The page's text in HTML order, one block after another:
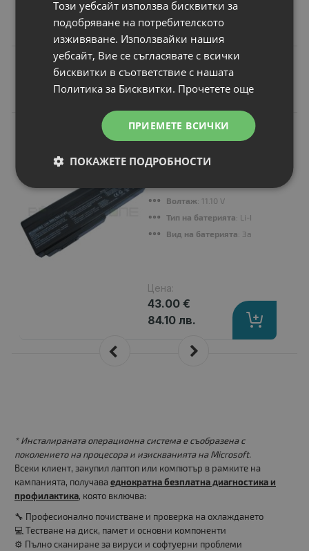
84.10 лв.
Подобни продукти
Батерия за лаптоп
Капацитет: 6600 mAh
Волтаж: 11.10 V
Тип на батерията: Li-Ion
Вид на батерията: Заместител
Цена:
43.00 €
84.10 лв.
* Инсталираната операционна система е съобразена с
поколението на процесора и изискванията на Microsoft.
Всеки клиент, закупил лаптоп или компютър в рамките на
кампанията, получава еднократна безплатна диагностика и
профилактика, която включва:
🔧 Професионално почистване и проверка на охлаждането
💻 Тестване на диск, памет и основни компоненти
⚙️ Пълно сканиране за вируси и софтуерни проблеми
Този уебсайт използва бисквитки за
подобряване на потребителското
изживяване. Използвайки нашия
уебсайт, Вие се съгласявате с всички
бисквитки в съответствие с нашата
Политика за Бисквитки. Прочетете още
ПРИЕМЕТЕ ВСИЧКИ
ПОКАЖЕТЕ ПОДРОБНОСТИ